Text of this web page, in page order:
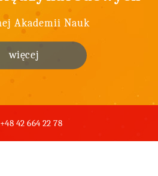
Akademii Nauk
więcej
+48 42 664 22 78